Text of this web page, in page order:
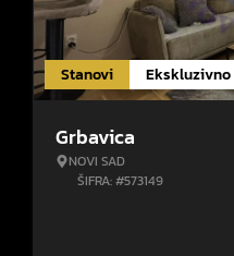
Stanovi Ekskluzivno
Grbavica
NOVI SAD
ŠIFRA: #573149